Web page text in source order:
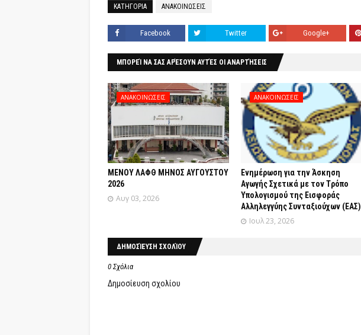
ΚΑΤΗΓΟΡΙΑ ΑΝΑΚΟΙΝΩΣΕΙΣ
Facebook Twitter Google+
ΜΠΟΡΕΊ ΝΑ ΣΑΣ ΑΡΈΣΟΥΝ ΑΥΤΈΣ ΟΙ ΑΝΑΡΤΉΣΕΙΣ
ΑΝΑΚΟΙΝΩΣΕΙΣ
ΜΕΝΟΥ ΛΑΦΘ ΜΗΝΟΣ ΑΥΓΟΥΣΤΟΥ
2026
Αυγ 03, 2026
ΑΝΑΚΟΙΝΩΣΕΙΣ
Ενημέρωση για την Άσκηση
Αγωγής Σχετικά με τον Tρόπο
Yπολογισμού της Εισφοράς
Αλληλεγγύης Συνταξιούχων (ΕΑΣ)
Ιουλ 23, 2026
ΔΗΜΟΣΊΕΥΣΗ ΣΧΟΛΊΟΥ
0 Σχόλια
Δημοσίευση σχολίου